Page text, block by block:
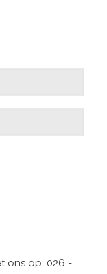
ons op: 026 -